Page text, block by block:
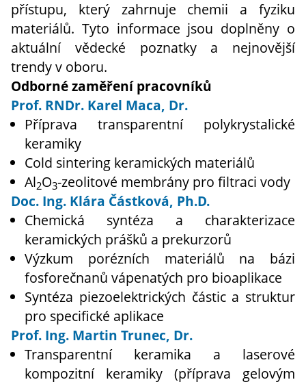
přístupu, který zahrnuje chemii a fyziku
materiálů. Tyto informace jsou doplněny o
aktuální vědecké poznatky a nejnovější
trendy v oboru.
Odborné zaměření pracovníků
Prof. RNDr. Karel Maca, Dr.
Příprava transparentní polykrystalické
keramiky
Cold sintering keramických materiálů
Al2O3-zeolitové membrány pro filtraci vody
Doc. Ing. Klára Částková, Ph.D.
Chemická syntéza a charakterizace
keramických prášků a prekurzorů
Výzkum porézních materiálů na bázi
fosforečnanů vápenatých pro bioaplikace
Syntéza piezoelektrických částic a struktur
pro specifické aplikace
Prof. Ing. Martin Trunec, Dr.
Transparentní keramika a laserové
kompozitní keramiky (příprava gelovým